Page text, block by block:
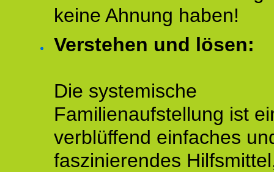
keine Ahnung haben!
Verstehen und lösen:
Die systemische
Familienaufstellung ist
verblüffend einfaches
faszinierendes